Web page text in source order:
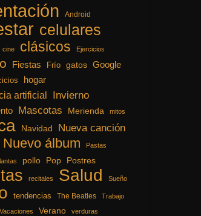
Android
celulares
cine clásicos Ejercicios
Fiestas Frío gatos Google
hogar
artificial Invierno
Mascotas Merienda mitos
Navidad Nueva canción
Nuevo álbum Pastas
pollo Pop Postres
recitales Salud Sueño
tendencias The Beatles Trabajo
Vacaciones Verano verduras